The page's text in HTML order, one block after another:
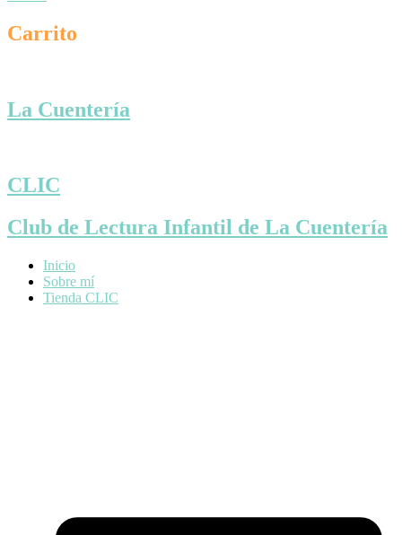
Carrito
La Cuentería
CLIC
Club de Lectura Infantil de La Cuentería
Inicio
Sobre mí
Tienda CLIC